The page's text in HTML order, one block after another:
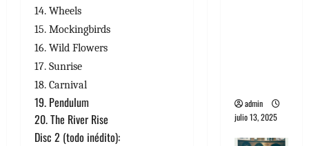
14. Wheels
15. Mockingbirds
16. Wild Flowers
17. Sunrise
18. Carnival
19. Pendulum
20. The River Rise
Disc 2 (todo inédito):
admin
julio 13, 2025